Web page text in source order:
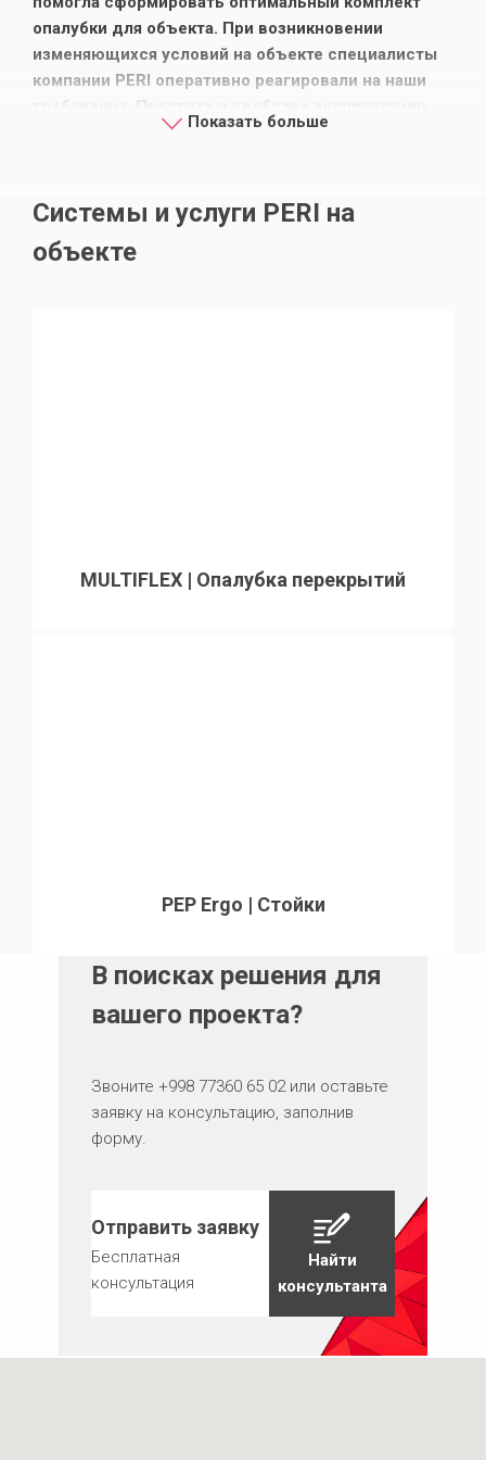
опалубки для объекта. При возникновении
изменяющихся условий на объекте специалисты
компании PERI оперативно реагировали на наши
оборудования PERI помогли получить хорошее
Показать больше
Системы и услуги PERI на
объекте
MULTIFLEX | Опалубка перекрытий
PEP Ergo | Стойки
В поисках решения для
вашего проекта?
Звоните +998 77360 65 02 или оставьте
заявку на консультацию, заполнив
форму.
Отправить заявку
Бесплатная
консультация
Найти
консультанта